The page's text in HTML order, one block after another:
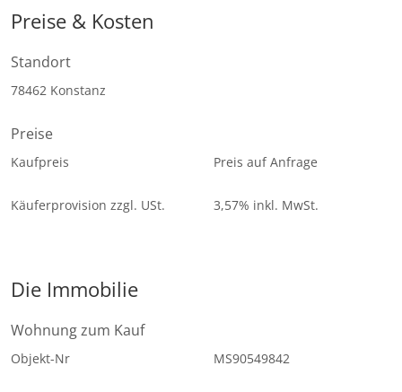
Preise & Kosten
Standort
78462 Konstanz
Preise
Kaufpreis Preis auf Anfrage
Käuferprovision zzgl. USt. 3,57% inkl. MwSt.
Die Immobilie
Wohnung zum Kauf
Objekt-Nr MS90549842